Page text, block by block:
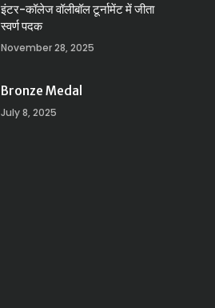
इंटर-कॉलेज वॉलीबॉल टूर्नामेंट में जीता
स्वर्ण पदक
November 28, 2025
Bronze Medal
July 8, 2025